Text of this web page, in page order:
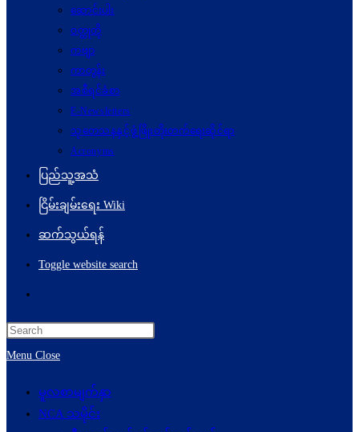
ဆောင်းပါး
ဝတ္ထုတို
ကဗျာ
ကာတွန်း
အစီရင်ခံစာ
E-Newsletters
သုတေသနနှင့်ဖွံ့ဖြိုးတိုးတက်ရေးဆိုင်ရာ
Acronyms
ပြည်သူ့အသံ
ငြိမ်းချမ်းရေး Wiki
ဆက်သွယ်ရန်
Toggle website search
Menu Close
မူလစာမျက်နှာ
NCA သမိုင်း